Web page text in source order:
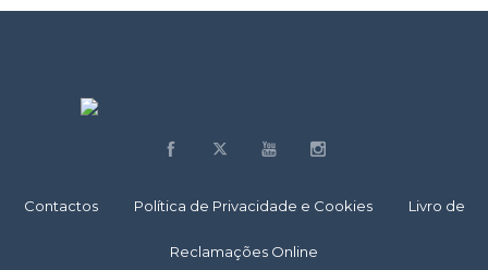
Contactos Política de Privacidade e Cookies Livro de
Reclamações Online